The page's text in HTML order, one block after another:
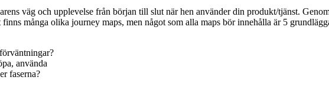
väg och upplevelse från början till slut när hen använder din produkt/tjänst.
många olika journey maps, men något som alla maps bör innehålla är 5
använda
faserna?